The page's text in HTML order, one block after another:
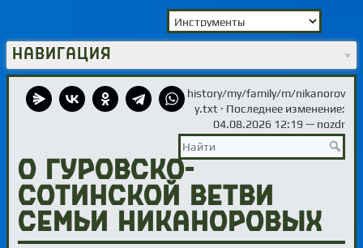
Навигация
history/my/family/m/nikanorov
y.txt· Последнее изменение:
04.08.2026 12:19 — nozdr
О гуровско-
сотинской ветви
семьи Никаноровых